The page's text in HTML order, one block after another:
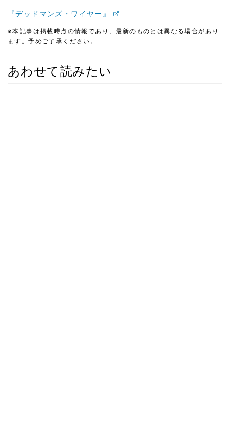
『デッドマンズ・ワイヤー』
※本記事は掲載時点の情報であり、最新のものとは異なる場合があり
ます。予めご了承ください。
あわせて読みたい